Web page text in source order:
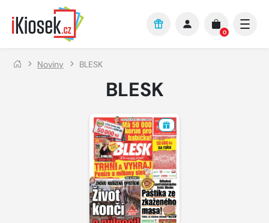
Přejít na hlavní obsah
0
Noviny BLESK
BLESK